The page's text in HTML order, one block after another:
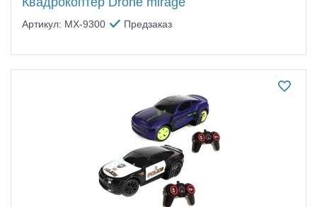
Артикул: MX-9300 Предзаказ